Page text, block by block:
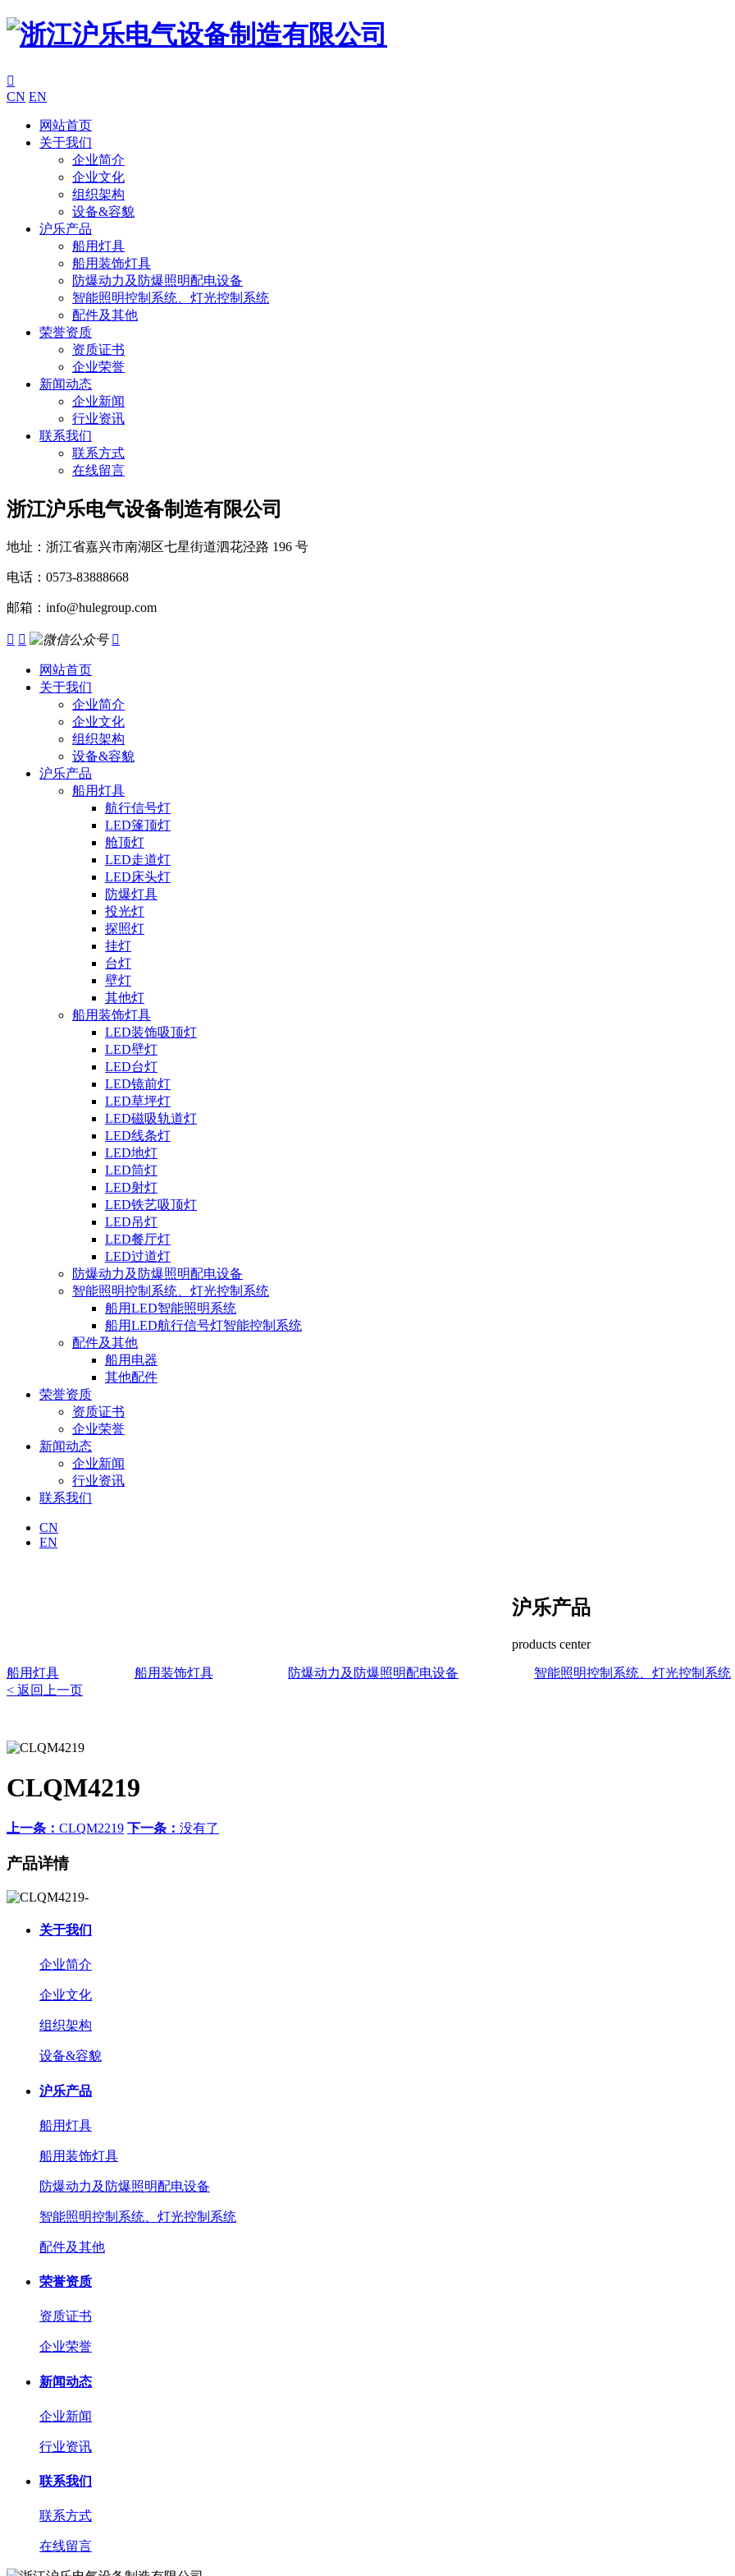

CN EN
网站首页
关于我们
企业简介
企业文化
组织架构
设备&容貌
沪乐产品
船用灯具
船用装饰灯具
防爆动力及防爆照明配电设备
智能照明控制系统、灯光控制系统
配件及其他
荣誉资质
资质证书
企业荣誉
新闻动态
企业新闻
行业资讯
联系我们
联系方式
在线留言
浙江沪乐电气设备制造有限公司
地址：浙江省嘉兴市南湖区七星街道泗花泾路 196 号
电话：0573-83888668
邮箱：info@hulegroup.com
  
网站首页
关于我们
企业简介
企业文化
组织架构
设备&容貌
沪乐产品
船用灯具
航行信号灯
LED篷顶灯
舱顶灯
LED走道灯
LED床头灯
防爆灯具
投光灯
探照灯
挂灯
台灯
壁灯
其他灯
船用装饰灯具
LED装饰吸顶灯
LED壁灯
LED台灯
LED镜前灯
LED草坪灯
LED磁吸轨道灯
LED线条灯
LED地灯
LED筒灯
LED射灯
LED铁艺吸顶灯
LED吊灯
LED餐厅灯
LED过道灯
防爆动力及防爆照明配电设备
智能照明控制系统、灯光控制系统
船用LED智能照明系统
船用LED航行信号灯智能控制系统
配件及其他
船用电器
其他配件
荣誉资质
资质证书
企业荣誉
新闻动态
企业新闻
行业资讯
联系我们
CN
EN
沪乐产品
products center
船用灯具 船用装饰灯具 防爆动力及防爆照明配电设备 智能照明控制系统、灯光控制系统
< 返回上一页
CLQM4219
上一条： CLQM2219 下一条： 没有了
产品详情
关于我们
企业简介
企业文化
组织架构
设备&容貌
沪乐产品
船用灯具
船用装饰灯具
防爆动力及防爆照明配电设备
智能照明控制系统、灯光控制系统
配件及其他
荣誉资质
资质证书
企业荣誉
新闻动态
企业新闻
行业资讯
联系我们
联系方式
在线留言